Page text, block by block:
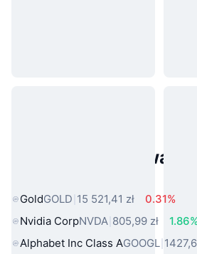
Popularne aktywa ze
GoldGOLD 15 521,41 zł
0.31%
Nvidia CorpNVDA 805,99 zł
Alphabet Inc Class AGOOGL